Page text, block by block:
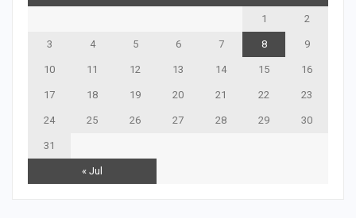
« Jul
1 2
3 4 5 6 7 8 9
10 11 12 13 14 15 16
17 18 19 20 21 22 23
24 25 26 27 28 29 30
31